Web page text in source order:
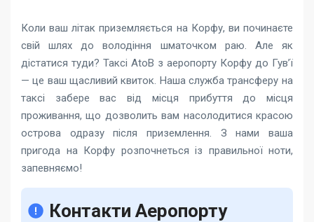
Коли ваш літак приземляється на Корфу, ви починаєте
свій шлях до володіння шматочком раю. Але як
дістатися туди? Таксі AtoB з аеропорту Корфу до Гув’ї
— це ваш щасливий квиток. Наша служба трансферу на
таксі забере вас від місця прибуття до місця
проживання, що дозволить вам насолодитися красою
острова одразу після приземлення. З нами ваша
пригода на Корфу розпочнеться із правильної ноти,
запевняємо!
Контакти Аеропорту